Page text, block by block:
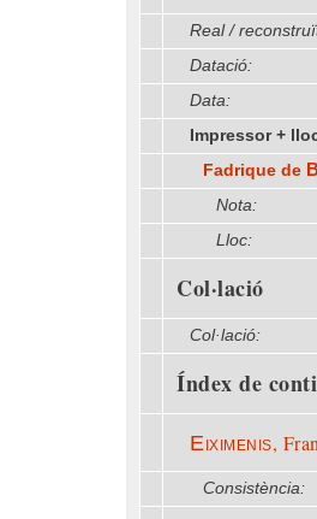
Real /
Datació:
Data:
Impressor +
Fadrique de
Nota:
Lloc:
Col·lació
Col·lació:
Índex de
Eiximenis,
Consistència: